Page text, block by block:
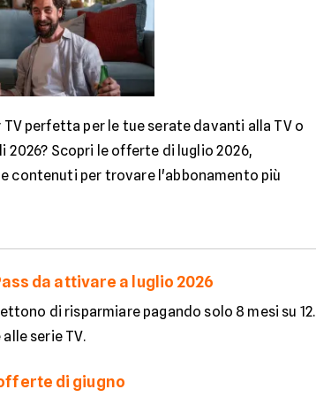
TV perfetta per le tue serate davanti alla TV o
2026? Scopri le offerte di luglio 2026,
contenuti per trovare l'abbonamento più
da attivare a luglio 2026
di risparmiare pagando solo 8 mesi su 12.
serie TV.
di giugno